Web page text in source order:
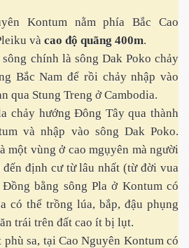
Kontum nằm phía Bắc Cao
và cao độ quãng 400m.
chính là sông Dak Poko chảy
Bắc Nam để rồi chảy nhập vào
qua Stung Treng ở Cambodia.
chảy hướng Đông Tây qua thành
và nhập vào sông Dak Poko.
một vùng ở cao mgụyên mà người
đến định cư từ lâu nhất (từ đời vua
bằng sông Pla ở Kontum có
có thể trồng lúa, bắp, đậu phụng
trái trên đất cao ít bị lụt.
phù sa, tại Cao Nguyên Kontum có